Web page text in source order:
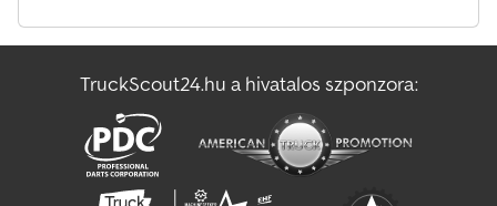
TruckScout24.hu a hivatalos szponzora: